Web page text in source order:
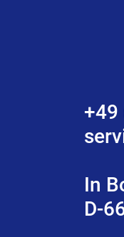
+49
In
D-